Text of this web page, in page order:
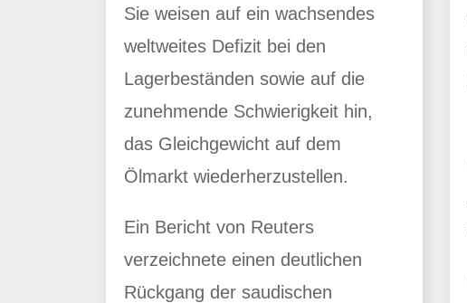
Sie weisen auf ein wachsendes
weltweites Defizit bei den
Lagerbeständen sowie auf die
zunehmende Schwierigkeit hin,
das Gleichgewicht auf dem
Ölmarkt wiederherzustellen.
Ein Bericht von Reuters
verzeichnete einen deutlichen
Rückgang der saudischen